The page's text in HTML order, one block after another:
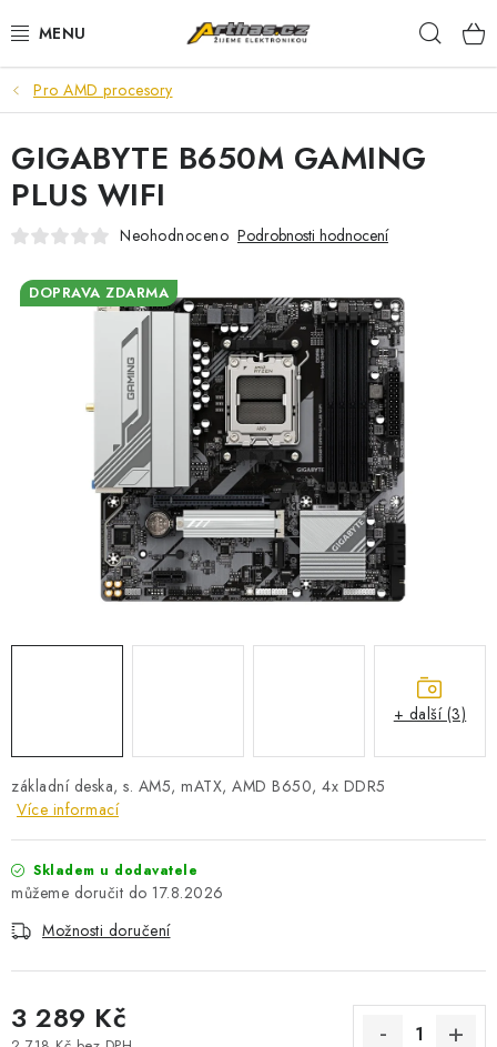
na
TELEFONY, TABLETY
POČÍTAČE, NOTEBOOKY
PRO HRÁČE
PŘEDVÁDĚCÍ ELEKTRONIKA
PRO KUTILY
Pro AMD procesory
základní deska, s. AM5, mATX, AMD B650, 4x DDR5
Více informací
Skladem u dodavatele
17.8.2026
Možnosti doručení
3 289 Kč
GIGABYTE B650M GAMING
PLUS WIFI
Neohodnoceno Podrobnosti hodnocení
DOPRAVA ZDARMA
+ další (3)